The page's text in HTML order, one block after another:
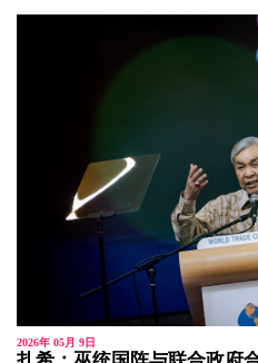
2026年 05月 9日